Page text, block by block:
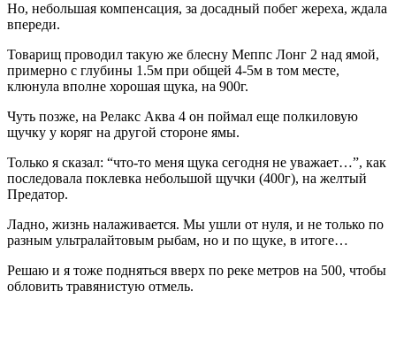
Но, небольшая компенсация, за досадный побег жереха, ждала
впереди.
Товарищ проводил такую же блесну Меппс Лонг 2 над ямой,
примерно с глубины 1.5м при общей 4-5м в том месте,
клюнула вполне хорошая щука, на 900г.
Чуть позже, на Релакс Аква 4 он поймал еще полкиловую
щучку у коряг на другой стороне ямы.
Только я сказал: “что-то меня щука сегодня не уважает…”, как
последовала поклевка небольшой щучки (400г), на желтый
Предатор.
Ладно, жизнь налаживается. Мы ушли от нуля, и не только по
разным ультралайтовым рыбам, но и по щуке, в итоге…
Решаю и я тоже подняться вверх по реке метров на 500, чтобы
обловить травянистую отмель.